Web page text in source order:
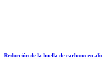
Reducción de la huella de carbono en